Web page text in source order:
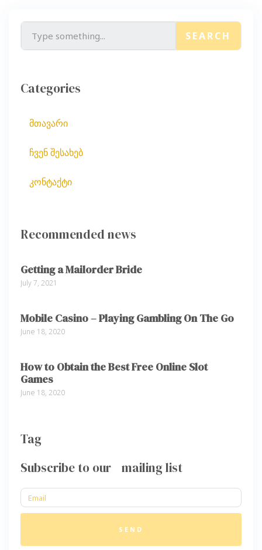
SEARCH
Categories
მთავარი
ჩვენ შესახებ
კონტაქტი
Recommended news
Getting a Mailorder Bride
July 7, 2021
Mobile Casino – Playing Gambling On The Go
June 18, 2020
How to Obtain the Best Free Online Slot
Games
June 18, 2020
Tag
Subscribe to our mailing list
SEND